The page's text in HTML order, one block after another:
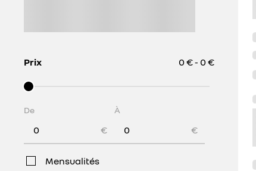
Prix 0 € - 0 €
De
€
À
€
Mensualités